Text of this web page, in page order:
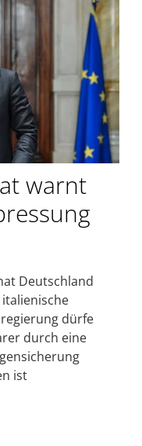
warnt
Deutschland
dürfe
durch eine
ist